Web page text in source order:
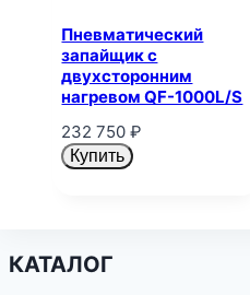
Пневматический
запайщик с
двухсторонним
нагревом QF-1000L/S
232 750₽
Купить
КАТАЛОГ